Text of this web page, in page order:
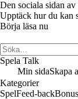
Den sociala sidan
Upptäck hur du kan
Börja läsa nu
Spela Talk
Min sidaSkapa
Kategorier
SpelFeed-backBonus